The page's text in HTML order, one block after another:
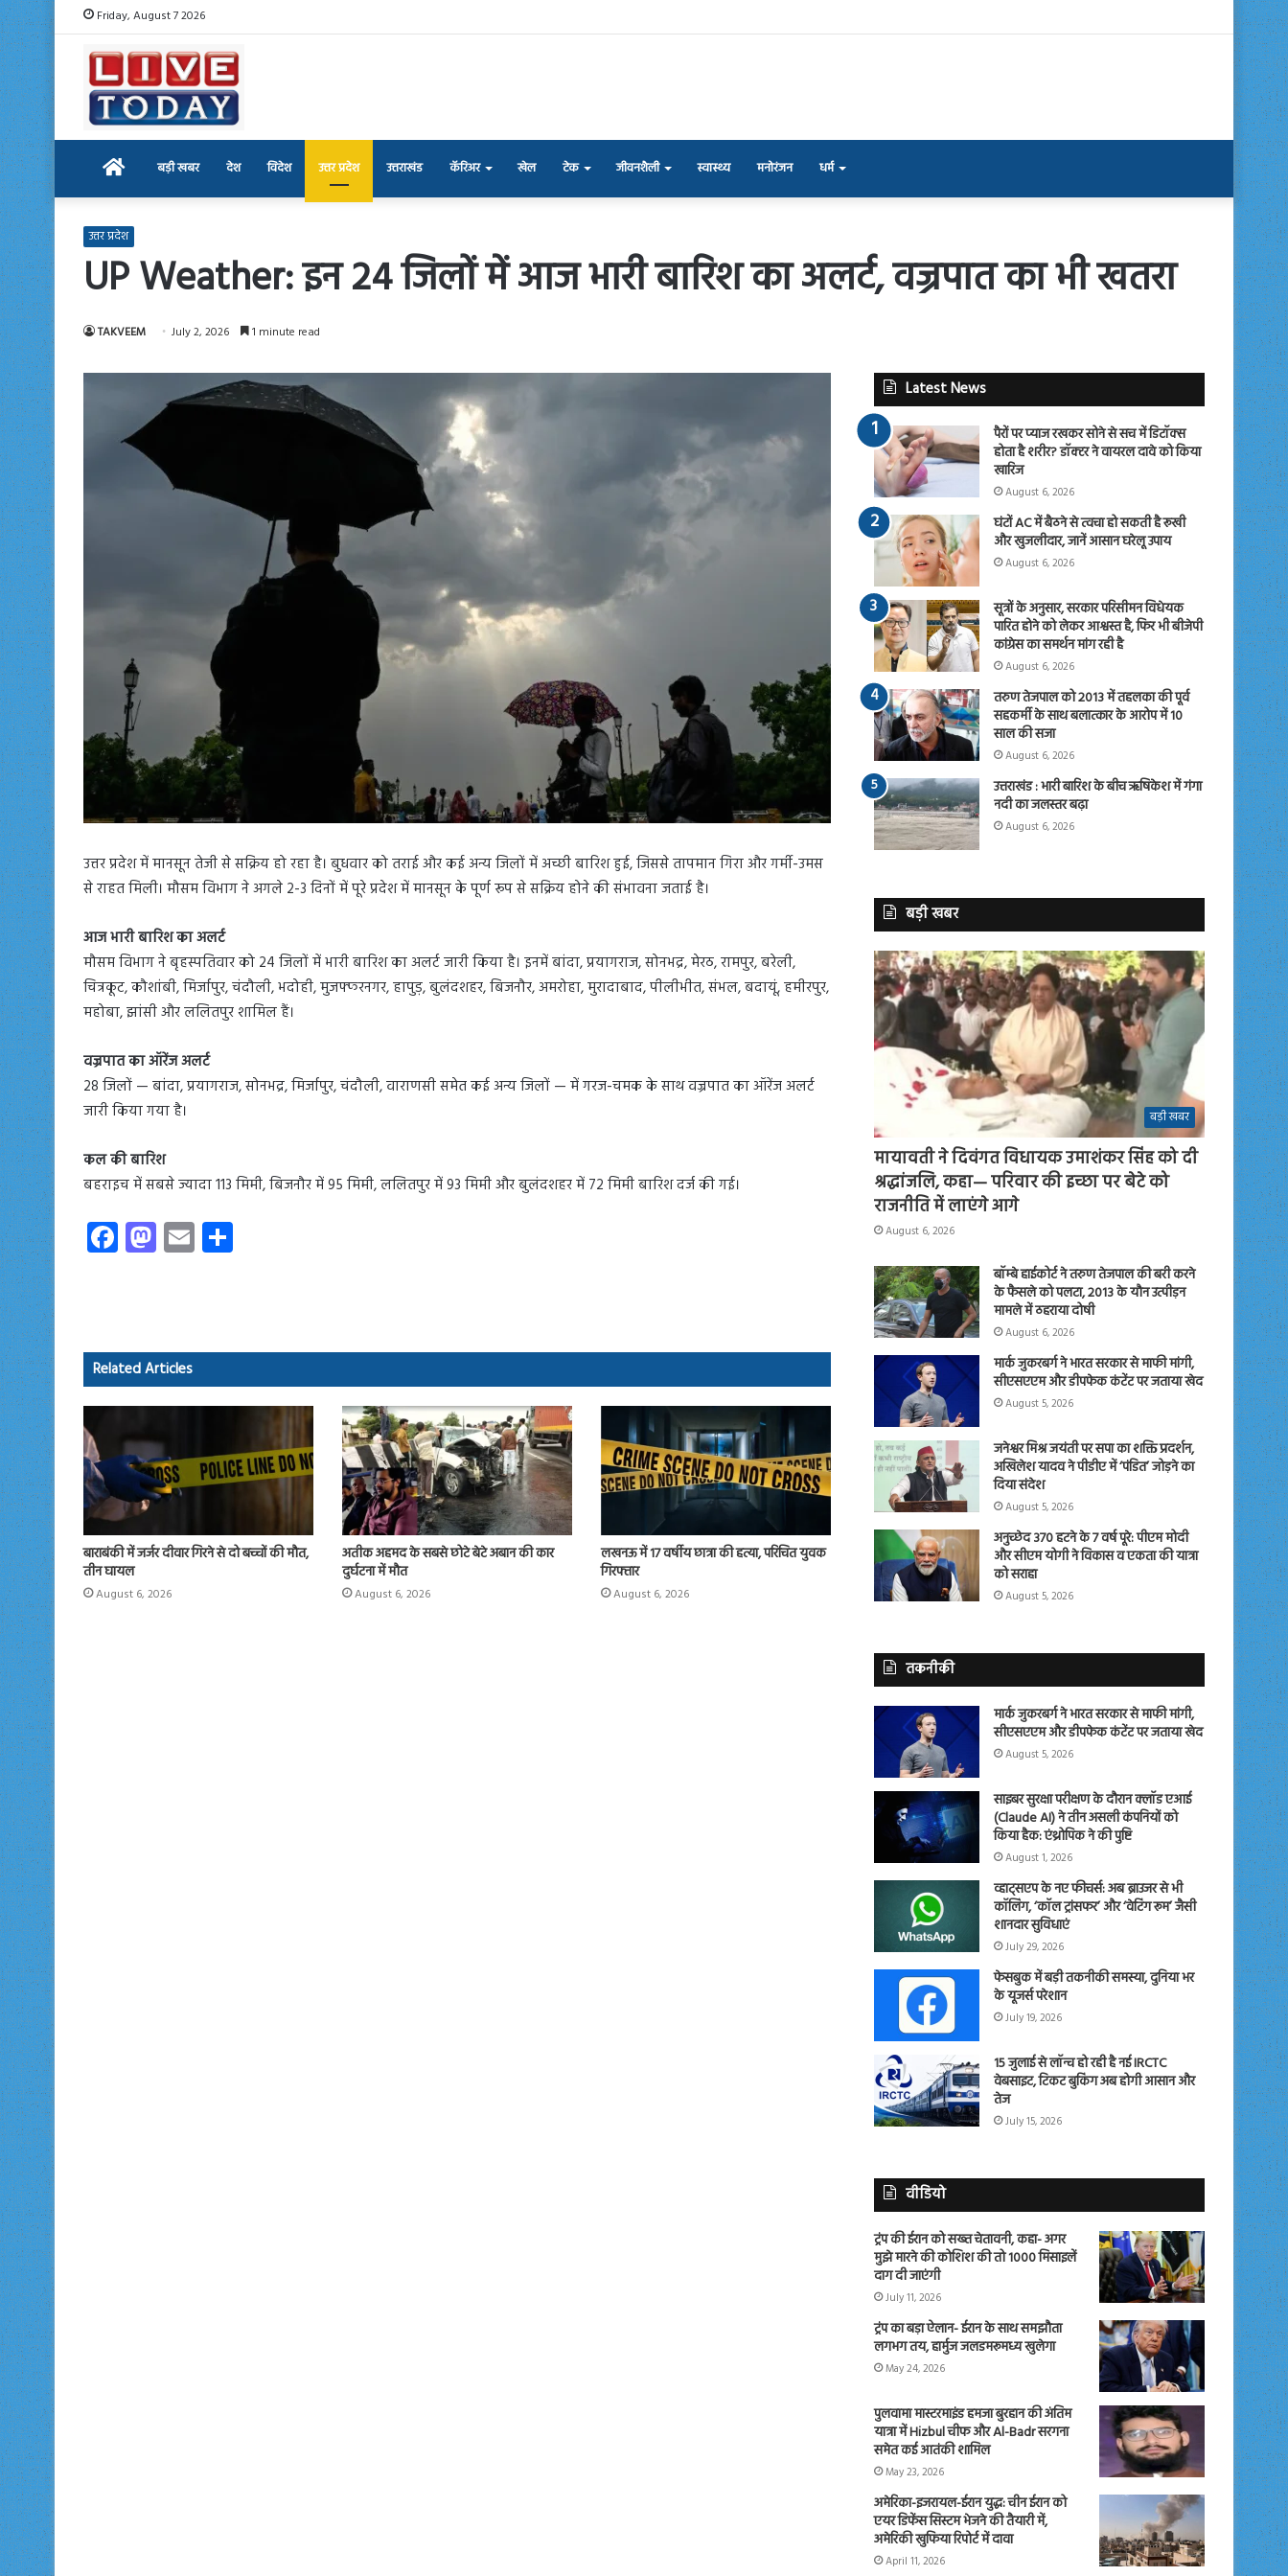
Friday, August 7 2026
Home बड़ी खबर देश विदेश उत्तर प्रदेश उत्तराखंड कॅरिअर खेल टेक जीवनशैली स्वास्थ्य मनोरंजन धर्म
उत्तर प्रदेश
UP Weather: इन 24 जिलों में आज भारी बारिश का अलर्ट, वज्रपात का भी खतरा
TAKVEEM July 2, 2026 1 minute read
उत्तर प्रदेश में मानसून तेजी से सक्रिय हो रहा है। बुधवार को तराई और कई अन्य जिलों में अच्छी बारिश हुई, जिससे तापमान गिरा और गर्मी-उमस
से राहत मिली। मौसम विभाग ने अगले 2-3 दिनों में पूरे प्रदेश में मानसून के पूर्ण रूप से सक्रिय होने की संभावना जताई है।
आज भारी बारिश का अलर्ट
मौसम विभाग ने बृहस्पतिवार को 24 जिलों में भारी बारिश का अलर्ट जारी किया है। इनमें बांदा, प्रयागराज, सोनभद्र, मेरठ, रामपुर, बरेली,
चित्रकूट, कौशांबी, मिर्जापुर, चंदौली, भदोही, मुजफ्फरनगर, हापुड़, बुलंदशहर, बिजनौर, अमरोहा, मुरादाबाद, पीलीभीत, संभल, बदायूं, हमीरपुर,
महोबा, झांसी और ललितपुर शामिल हैं।
वज्रपात का ऑरेंज अलर्ट
28 जिलों — बांदा, प्रयागराज, सोनभद्र, मिर्जापुर, चंदौली, वाराणसी समेत कई अन्य जिलों — में गरज-चमक के साथ वज्रपात का ऑरेंज अलर्ट
जारी किया गया है।
कल की बारिश
बहराइच में सबसे ज्यादा 113 मिमी, बिजनौर में 95 मिमी, ललितपुर में 93 मिमी और बुलंदशहर में 72 मिमी बारिश दर्ज की गई।
Fa
ce
ok
M
as
o
n
E
m
Related Articles
बाराबंकी में जर्जर दीवार गिरने से दो बच्चों की मौत,
तीन घायल
August 6, 2026
अतीक अहमद के सबसे छोटे बेटे अबान की कार
दुर्घटना में मौत
August 6, 2026
लखनऊ में 17 वर्षीय छात्रा की हत्या, परिचित युवक
गिरफ्तार
August 6, 2026
Latest News
पैरों पर प्याज रखकर सोने से सच में डिटॉक्स
होता है शरीर? डॉक्टर ने वायरल दावे को किया
खारिज
August 6, 2026
घंटों AC में बैठने से त्वचा हो सकती है रूखी
और खुजलीदार, जानें आसान घरेलू उपाय
August 6, 2026
सूत्रों के अनुसार, सरकार परिसीमन विधेयक
पारित होने को लेकर आश्वस्त है, फिर भी बीजेपी
कांग्रेस का समर्थन मांग रही है
August 6, 2026
तरुण तेजपाल को 2013 में तहलका की पूर्व
सहकर्मी के साथ बलात्कार के आरोप में 10
साल की सजा
August 6, 2026
उत्तराखंड : भारी बारिश के बीच ऋषिकेश में गंगा
नदी का जलस्तर बढ़ा
August 6, 2026
बड़ी खबर
बड़ी खबर
मायावती ने दिवंगत विधायक उमाशंकर सिंह को दी
श्रद्धांजलि, कहा— परिवार की इच्छा पर बेटे को
राजनीति में लाएंगे आगे
August 6, 2026
बॉम्बे हाईकोर्ट ने तरुण तेजपाल की बरी करने
के फैसले को पलटा, 2013 के यौन उत्पीड़न
मामले में ठहराया दोषी
August 6, 2026
मार्क जुकरबर्ग ने भारत सरकार से माफी मांगी,
सीएसएएम और डीपफेक कंटेंट पर जताया खेद
August 5, 2026
जनेश्वर मिश्र जयंती पर सपा का शक्ति प्रदर्शन,
अखिलेश यादव ने पीडीए में ‘पंडित’ जोड़ने का
दिया संदेश
August 5, 2026
अनुच्छेद 370 हटने के 7 वर्ष पूरे: पीएम मोदी
और सीएम योगी ने विकास व एकता की यात्रा
को सराहा
August 5, 2026
तकनीकी
मार्क जुकरबर्ग ने भारत सरकार से माफी मांगी,
सीएसएएम और डीपफेक कंटेंट पर जताया खेद
August 5, 2026
साइबर सुरक्षा परीक्षण के दौरान क्लॉड एआई
(Claude AI) ने तीन असली कंपनियों को
किया हैक: एंथ्रोपिक ने की पुष्टि
August 1, 2026
व्हाट्सएप के नए फीचर्स: अब ब्राउजर से भी
कॉलिंग, ‘कॉल ट्रांसफर’ और ‘वेटिंग रूम’ जैसी
शानदार सुविधाएं
July 29, 2026
फेसबुक में बड़ी तकनीकी समस्या, दुनिया भर
के यूजर्स परेशान
July 19, 2026
15 जुलाई से लॉन्च हो रही है नई IRCTC
वेबसाइट, टिकट बुकिंग अब होगी आसान और
तेज
July 15, 2026
वीडियो
ट्रंप की ईरान को सख्त चेतावनी, कहा- अगर
मुझे मारने की कोशिश की तो 1000 मिसाइलें
दाग दी जाएंगी
July 11, 2026
ट्रंप का बड़ा ऐलान- ईरान के साथ समझौता
लगभग तय, हार्मुज जलडमरूमध्य खुलेगा
May 24, 2026
पुलवामा मास्टरमाइंड हमजा बुरहान की अंतिम
यात्रा में Hizbul चीफ और Al-Badr सरगना
समेत कई आतंकी शामिल
May 23, 2026
अमेरिका-इजरायल-ईरान युद्ध: चीन ईरान को
एयर डिफेंस सिस्टम भेजने की तैयारी में,
अमेरिकी खुफिया रिपोर्ट में दावा
April 11, 2026